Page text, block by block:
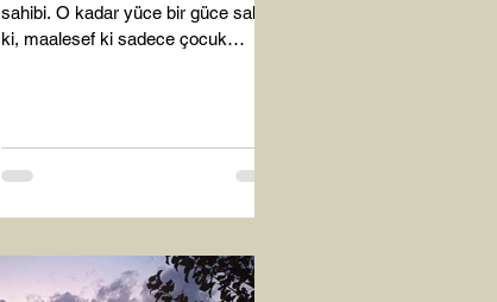
sahibi. O kadar yüce bir güce sahip
ki, maalesef ki sadece çocuk